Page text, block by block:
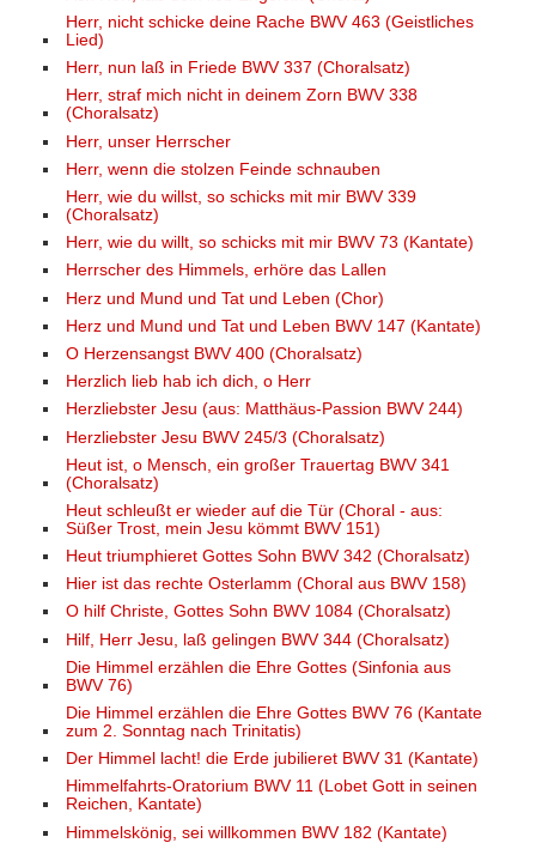
Herr, nicht schicke deine Rache BWV 463 (Geistliches
Lied)
Herr, nun laß in Friede BWV 337 (Choralsatz)
Herr, straf mich nicht in deinem Zorn BWV 338
(Choralsatz)
Herr, unser Herrscher
Herr, wenn die stolzen Feinde schnauben
Herr, wie du willst, so schicks mit mir BWV 339
(Choralsatz)
Herr, wie du willt, so schicks mit mir BWV 73 (Kantate)
Herrscher des Himmels, erhöre das Lallen
Herz und Mund und Tat und Leben (Chor)
Herz und Mund und Tat und Leben BWV 147 (Kantate)
O Herzensangst BWV 400 (Choralsatz)
Herzlich lieb hab ich dich, o Herr
Herzliebster Jesu (aus: Matthäus-Passion BWV 244)
Herzliebster Jesu BWV 245/3 (Choralsatz)
Heut ist, o Mensch, ein großer Trauertag BWV 341
(Choralsatz)
Heut schleußt er wieder auf die Tür (Choral - aus:
Süßer Trost, mein Jesu kömmt BWV 151)
Heut triumphieret Gottes Sohn BWV 342 (Choralsatz)
Hier ist das rechte Osterlamm (Choral aus BWV 158)
O hilf Christe, Gottes Sohn BWV 1084 (Choralsatz)
Hilf, Herr Jesu, laß gelingen BWV 344 (Choralsatz)
Die Himmel erzählen die Ehre Gottes (Sinfonia aus
BWV 76)
Die Himmel erzählen die Ehre Gottes BWV 76 (Kantate
zum 2. Sonntag nach Trinitatis)
Der Himmel lacht! die Erde jubilieret BWV 31 (Kantate)
Himmelfahrts-Oratorium BWV 11 (Lobet Gott in seinen
Reichen, Kantate)
Himmelskönig, sei willkommen BWV 182 (Kantate)